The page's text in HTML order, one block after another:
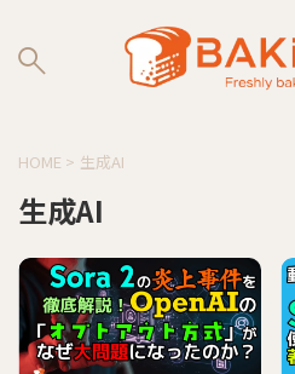
HOME > 生成AI
生成AI